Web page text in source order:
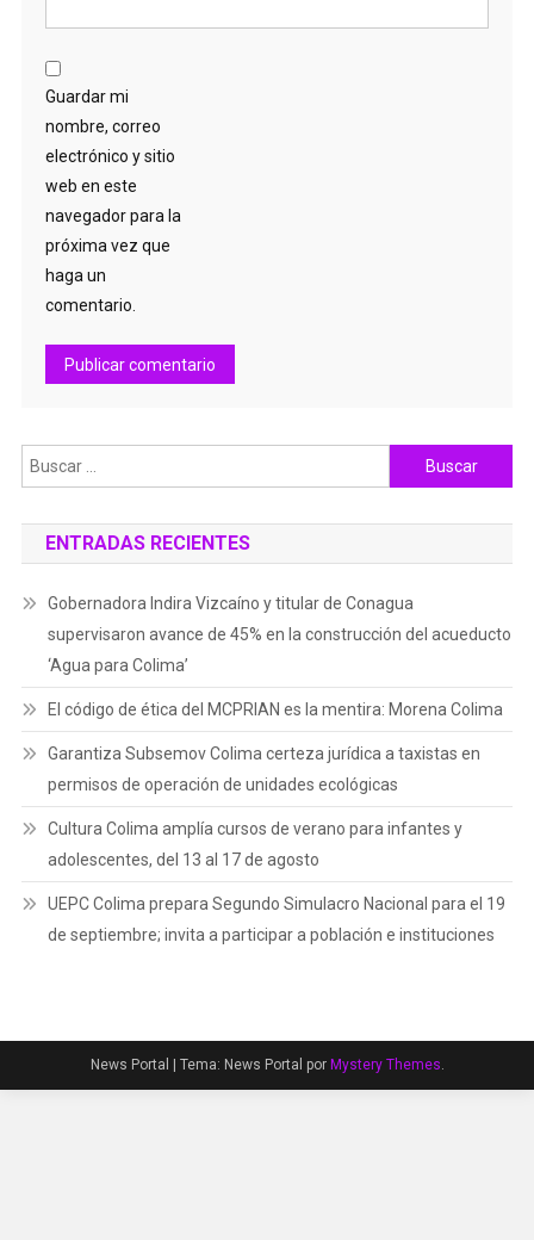
Guardar mi
nombre, correo
electrónico y sitio
web en este
navegador para la
próxima vez que
haga un
comentario.
Buscar:
ENTRADAS RECIENTES
Gobernadora Indira Vizcaíno y titular de Conagua
supervisaron avance de 45% en la construcción del acueducto
‘Agua para Colima’
El código de ética del MCPRIAN es la mentira: Morena Colima
Garantiza Subsemov Colima certeza jurídica a taxistas en
permisos de operación de unidades ecológicas
Cultura Colima amplía cursos de verano para infantes y
adolescentes, del 13 al 17 de agosto
UEPC Colima prepara Segundo Simulacro Nacional para el 19
de septiembre; invita a participar a población e instituciones
News Portal Tema: News Portal por Mystery Themes.